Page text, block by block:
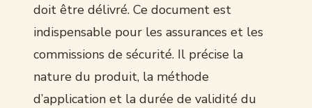
doit être délivré. Ce document est
indispensable pour les assurances et les
commissions de sécurité. Il précise la
nature du produit, la méthode
d’application et la durée de validité du